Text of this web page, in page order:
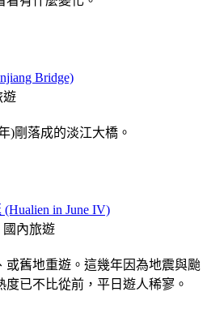
Bridge)
遊
)剛落成的淡江大橋。
in June IV)
國內旅遊
或舊地重遊。這幾年因為地震與颱
已不比從前，平日遊人稀寥。